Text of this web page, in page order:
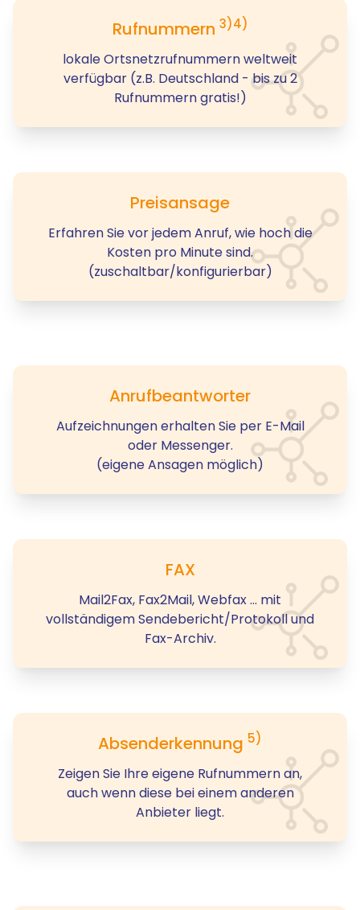
Rufnummern 3)4)
lokale Ortsnetzrufnummern weltweit
verfügbar (z.B. Deutschland - bis zu 2
Rufnummern gratis!)
Preisansage
Erfahren Sie vor jedem Anruf, wie hoch die
Kosten pro Minute sind.
(zuschaltbar/konfigurierbar)
Anrufbeantworter
Aufzeichnungen erhalten Sie per E-Mail
oder Messenger.
(eigene Ansagen möglich)
FAX
Mail2Fax, Fax2Mail, Webfax ... mit
vollständigem Sendebericht/Protokoll und
Fax-Archiv.
Absenderkennung 5)
Zeigen Sie Ihre eigene Rufnummern an,
auch wenn diese bei einem anderen
Anbieter liegt.